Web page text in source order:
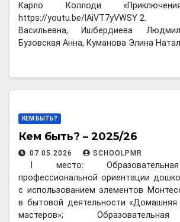
Карло Коллоди
https://youtu.be/lAiVT7yVWSY 2.
Васильевна, Ишбердиева
Бузовская Анна, Куманова Элина
КЕМ БЫТЬ?
Кем быть? – 2025/26
07.05.2026 SCHOOLPMR
I место:
профессиональной ориентации
с использованием элементов
в бытовой деятельности
мастеров»;